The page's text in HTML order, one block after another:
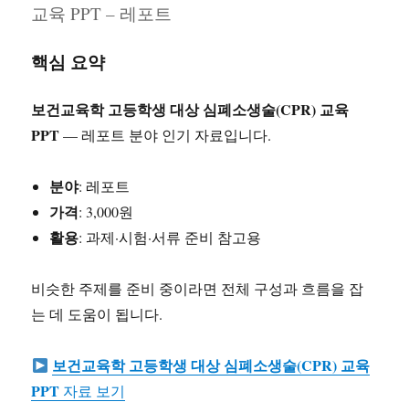
활
방
교육 PPT – 레포트
핵심 요약
보건교육학 고등학생 대상 심폐소생술(CPR) 교육
PPT— 레포트 분야 인기 자료입니다.
분야: 레포트
가격: 3,000원
활용: 과제·시험·서류 준비 참고용
비슷한 주제를 준비 중이라면 전체 구성과 흐름을 잡
는 데 도움이 됩니다.
보건교육학 고등학생 대상 심폐소생술(CPR) 교육
PPT 자료 보기